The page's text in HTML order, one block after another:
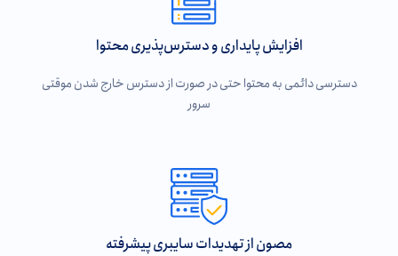
افزایش پایداری و دسترس‌پذیری محتوا
دسترسی دائمی به محتوا حتی در صورت از دسترس خارج شدن موقتی
سرور
مصون از تهدیدات سایبری پیشرفته